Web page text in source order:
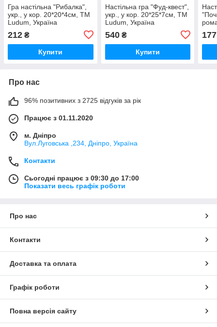
Гра настільна "Рибалка",
укр., у кор. 20*20*4см, ТМ
Ludum, Україна
212 ₴
Купити
Настільна гра "Фуд-квест",
укр., у кор. 20*25*7см, ТМ
Ludum, Україна
540₴
Купити
177
Про нас
96% позитивних з 2725 відгуків за рік
Працює з 01.11.2020
м. Дніпро
Вул.Луговська ,234, Дніпро, Україна
Контакти
Сьогодні працює з 09:30 до 17:00
Показати весь графік роботи
Про нас
Контакти
Доставка та оплата
Графік роботи
Повна версія сайту